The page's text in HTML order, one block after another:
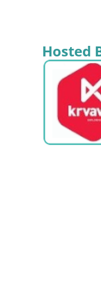
Hosted